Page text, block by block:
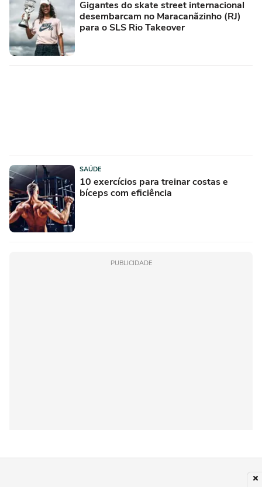
Gigantes do skate street internacional
desembarcam no Maracanãzinho (RJ)
para o SLS Rio Takeover
SAÚDE
10 exercícios para treinar costas e
bíceps com eficiência
PUBLICIDADE